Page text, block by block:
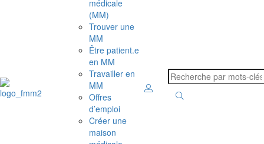
médicale
(MM)
Trouver une
MM
Être patient.e
en MM
Travailler en
MM
Offres
d’emploi
Créer une
maison